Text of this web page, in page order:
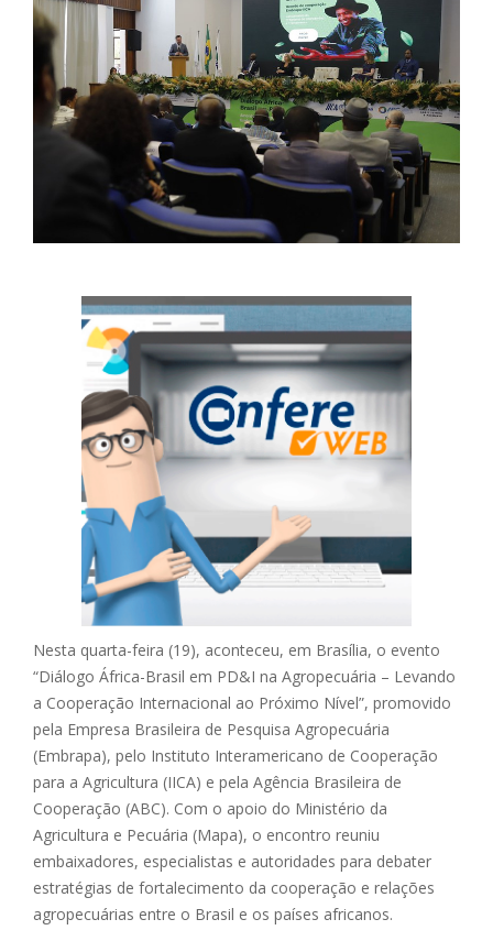
Nesta quarta-feira (19), aconteceu, em Brasília, o evento
“Diálogo África-Brasil em PD&I na Agropecuária – Levando
a Cooperação Internacional ao Próximo Nível”, promovido
pela Empresa Brasileira de Pesquisa Agropecuária
(Embrapa), pelo Instituto Interamericano de Cooperação
para a Agricultura (IICA) e pela Agência Brasileira de
Cooperação (ABC). Com o apoio do Ministério da
Agricultura e Pecuária (Mapa), o encontro reuniu
embaixadores, especialistas e autoridades para debater
estratégias de fortalecimento da cooperação e relações
agropecuárias entre o Brasil e os países africanos.